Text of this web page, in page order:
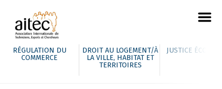
RÉGULATION DU
COMMERCE
DROIT AU LOGEMENT/À
LA VILLE, HABITAT ET
TERRITOIRES
JUSTICE